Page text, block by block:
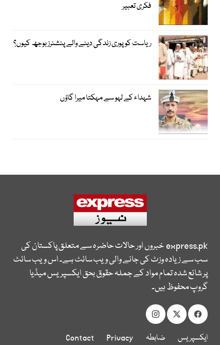
فکری تعبیر
ریاست کو پوری زندگی دینے والے پنشنرز بوجھ کیوں؟
شہداء کے لہو سے مہکتا میرا گاؤں
express.pkخبروں اور حالات حاضرہ سے متعلق پاکستان کی
سب سے زیادہ وزٹ کی جانے والی ویب سائٹ ہے۔ اس ویب سائٹ
پر شائع شدہ تمام مواد کے جملہ حقوق بحق ایکسپریس میڈیا
گروپ محفوظ ہیں۔
ایکسپریس
ضابطہ
Privacy
Contact